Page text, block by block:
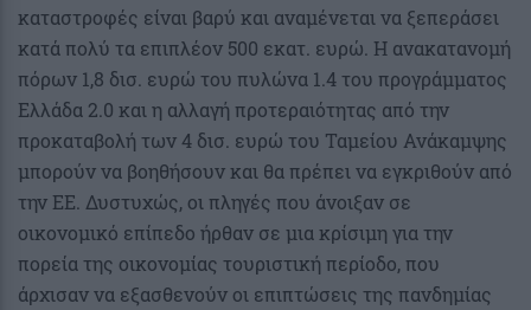
καταστροφές είναι βαρύ και αναμένεται να ξεπεράσει
κατά πολύ τα επιπλέον 500 εκατ. ευρώ. Η ανακατανομή
πόρων 1,8 δισ. ευρώ του πυλώνα 1.4 του προγράμματος
Ελλάδα 2.0 και η αλλαγή προτεραιότητας από την
προκαταβολή των 4 δισ. ευρώ του Ταμείου Ανάκαμψης
μπορούν να βοηθήσουν και θα πρέπει να εγκριθούν από
την ΕΕ. Δυστυχώς, οι πληγές που άνοιξαν σε
οικονομικό επίπεδο ήρθαν σε μια κρίσιμη για την
πορεία της οικονομίας τουριστική περίοδο, που
άρχισαν να εξασθενούν οι επιπτώσεις της πανδημίας